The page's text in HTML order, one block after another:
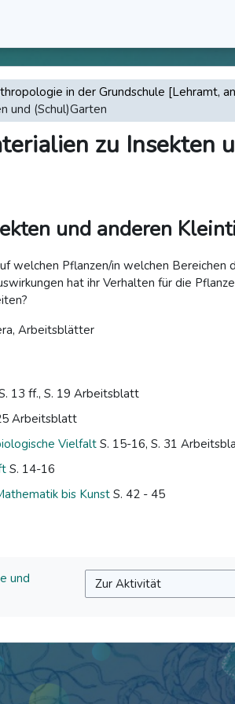
in der Grundschule [Lehramt,
und (Schul)Garten
zu Insekten
und anderen
welchen Pflanzen/in welchen Bereichen
hat ihr Verhalten für die
Arbeitsblätter
13 ff., S. 19 Arbeitsblatt
Arbeitsblatt
Vielfalt S. 15-16, S. 31
S. 14-16
bis Kunst S. 42 - 45
und
Zur Aktivität